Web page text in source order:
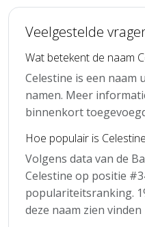
Veelgestelde
Wat betekent de naam
Celestine is een naam
namen. Meer
binnenkort
Hoe populair is
Volgens data van de
Celestine op positie
populariteitsranking.
deze naam zien vinden